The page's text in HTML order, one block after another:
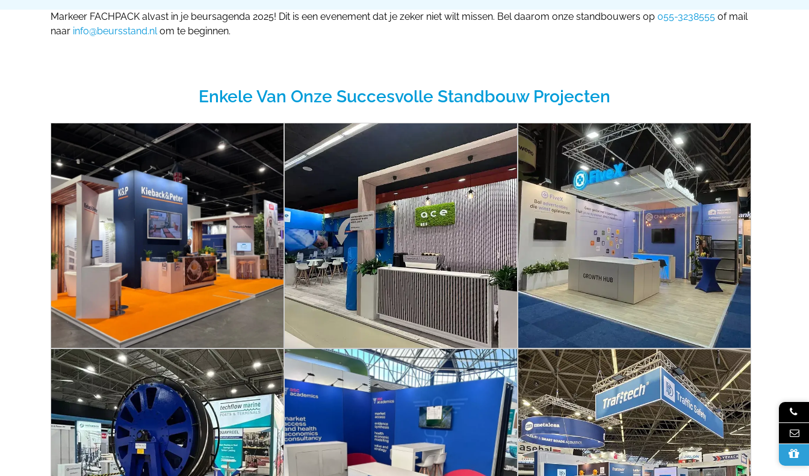
Markeer FACHPACK alvast in je beursagenda 2025! Dit is een evenement dat je zeker niet wilt missen. Bel daarom onze standbouwers op 055-3238555 of mail
naar info@beursstand.nl om te beginnen.
Enkele Van Onze Succesvolle Standbouw Projecten